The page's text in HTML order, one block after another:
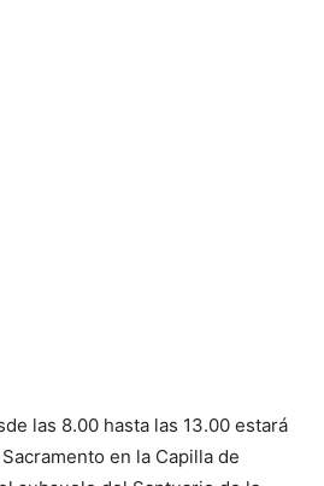
las 8.00 hasta las 13.00 estará
en la Capilla de